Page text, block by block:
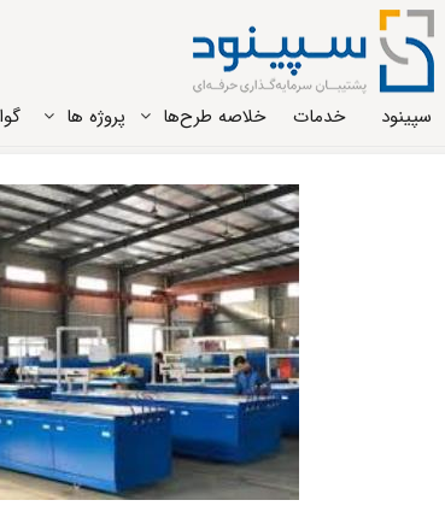
سپینود خدمات خلاصه طرح‌ها پروژه ‌ها